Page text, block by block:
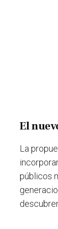
El
La
públicos